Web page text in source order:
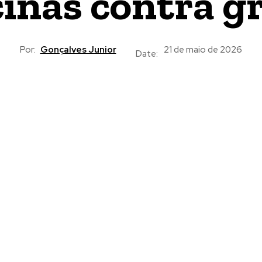
Por: Gonçalves Junior Date: 21 de maio de 2026